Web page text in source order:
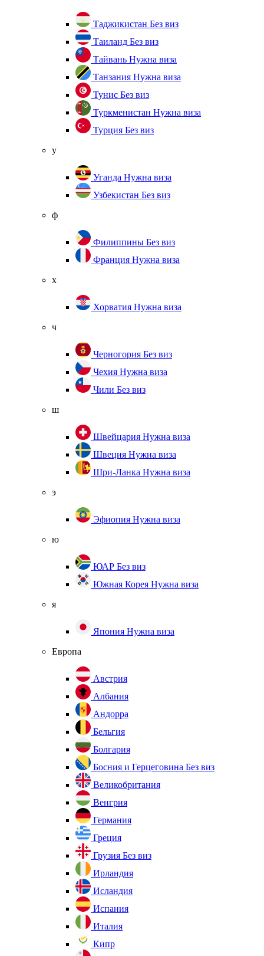
Таджикистан Без виз
Таиланд Без виз
Тайвань Нужна виза
Танзания Нужна виза
Тунис Без виз
Туркменистан Нужна виза
Турция Без виз
у
Уганда Нужна виза
Узбекистан Без виз
ф
Филиппины Без виз
Франция Нужна виза
х
Хорватия Нужна виза
ч
Черногория Без виз
Чехия Нужна виза
Чили Без виз
ш
Швейцария Нужна виза
Швеция Нужна виза
Шри-Ланка Нужна виза
э
Эфиопия Нужна виза
ю
ЮАР Без виз
Южная Корея Нужна виза
я
Япония Нужна виза
Европа
Австрия
Албания
Андорра
Бельгия
Болгария
Босния и Герцеговина Без виз
Великобритания
Венгрия
Германия
Греция
Грузия Без виз
Ирландия
Исландия
Испания
Италия
Кипр